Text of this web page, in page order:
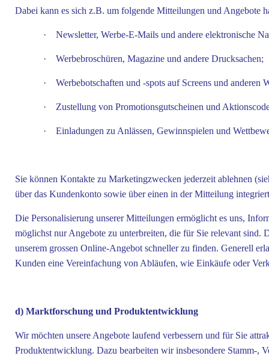
Dabei kann es sich z.B. um folgende Mitteilungen und Angebote
· Newsletter, Werbe-E-Mails und andere elektronische
· Werbebroschüren, Magazine und andere Drucksachen;
· Werbebotschaften und -spots auf Screens und anderen
· Zustellung von Promotionsgutscheinen und
· Einladungen zu Anlässen, Gewinnspielen und
Sie können Kontakte zu Marketingzwecken jederzeit ablehnen
über das Kundenkonto sowie über einen in der Mitteilung
Die Personalisierung unserer Mitteilungen ermöglicht es uns,
möglichst nur Angebote zu unterbreiten, die für Sie relevant sind.
unserem grossen Online-Angebot schneller zu finden. Generell
Kunden eine Vereinfachung von Abläufen, wie Einkäufe oder
d) Marktforschung und Produktentwicklung
Wir möchten unsere Angebote laufend verbessern und für Sie
Produktentwicklung. Dazu bearbeiten wir insbesondere Stamm-,